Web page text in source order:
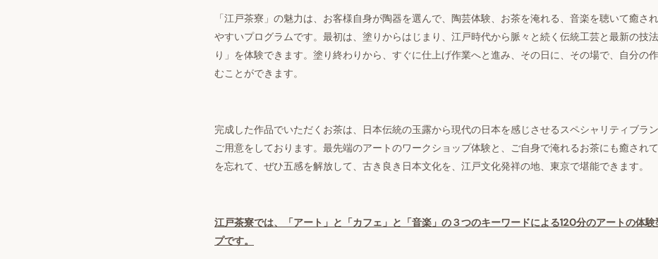
「江戸茶寮」の魅力は、お客様自身が陶器を選んで、陶芸体験、お茶を淹れる、音楽を聴いて癒さ
やすいプログラムです。最初は、塗りからはじまり、江戸時代から脈々と続く伝統工芸と最新の技
り」を体験できます。塗り終わりから、すぐに仕上げ作業へと進み、その日に、その場で、自分の
むことができます。
完成した作品でいただくお茶は、日本伝統の玉露から現代の日本を感じさせるスペシャリティブラ
ご用意をしております。最先端のアートのワークショップ体験と、ご自身で淹れるお茶にも癒され
を忘れて、ぜひ五感を解放して、古き良き日本文化を、江戸文化発祥の地、東京で堪能できます。
江戸茶寮では、「アート」と「カフェ」と「音楽」の３つのキーワードによる120分のアートの体
プです。